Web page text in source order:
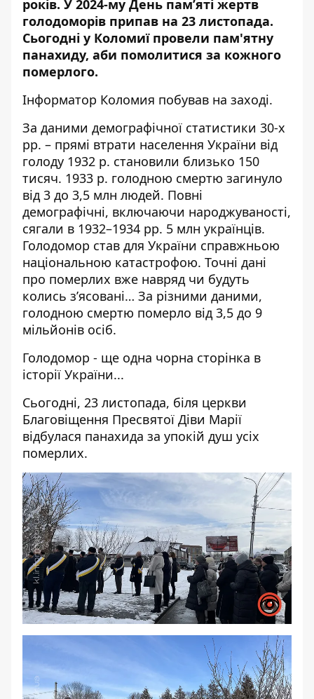
років. У 2024-му День пам’яті жертв
голодоморів припав на 23 листопада.
Сьогодні у Коломиї провели пам'ятну
панахиду, аби помолитися за кожного
померлого.
Інформатор Коломия побував на заході.
За даними демографічної статистики 30-х
рр. – прямі втрати населення України від
голоду 1932 р. становили близько 150
тисяч. 1933 р. голодною смертю загинуло
від 3 до 3,5 млн людей. Повні
демографічні, включаючи народжуваності,
сягали в 1932–1934 рр. 5 млн українців.
Голодомор став для України справжньою
національною катастрофою. Точні дані
про померлих вже навряд чи будуть
колись з’ясовані… За різними даними,
голодною смертю померло від 3,5 до 9
мільйонів осіб.
Голодомор - ще одна чорна сторінка в
історії України...
Сьогодні, 23 листопада, біля церкви
Благовіщення Пресвятої Діви Марії
відбулася панахида за упокій душ усіх
померлих.